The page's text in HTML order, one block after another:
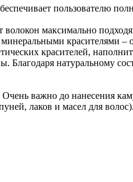
пользователю
максимально
красителями –
красителей,
натуральному
важно до нанесения
лаков и масел для волос).